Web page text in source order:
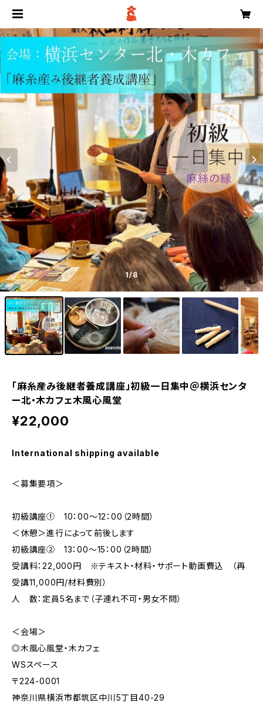
1/8
「麻糸産み後継者養成講座」初級一日集中＠横浜センタ
ー北・木カフェ木風心風堂
¥22,000
International shipping available
＜募集要項＞
初級講座① 10：00～12：00（2時間）
＜休憩＞進行によって前後します
初級講座② 13：00～15：00（2時間）
受講料：22,000円 ※テキスト・材料・サポート動画費込 （再
受講11,000円/材料費別）
人 数：定員5名まで（子連れ不可・男女不問）
＜会場＞
◎木風心風堂・木カフェ
WSスペース
〒224-0001
神奈川県横浜市都筑区中川5丁目40-29